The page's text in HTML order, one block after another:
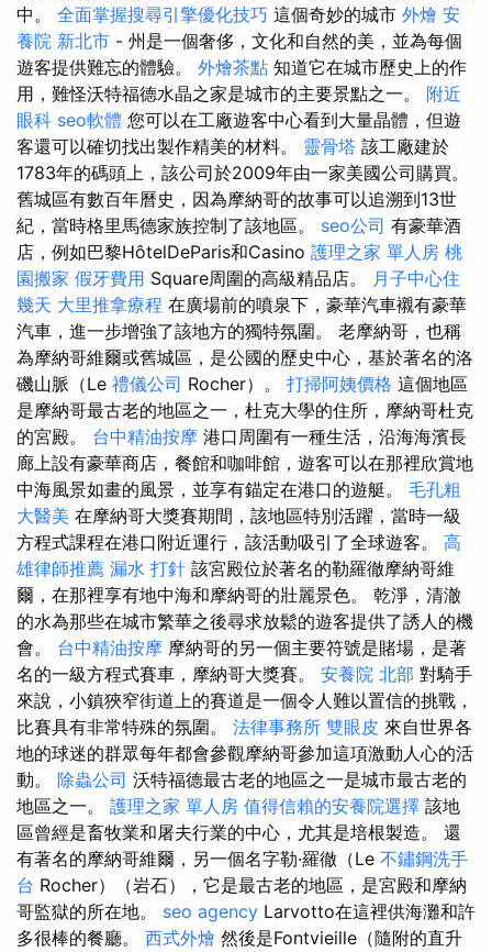
中。 全面掌握搜尋引擎優化技巧 這個奇妙的城市 外燴 安
養院 新北市 - 州是一個奢侈，文化和自然的美，並為每個
遊客提供難忘的體驗。 外燴茶點 知道它在城市歷史上的作
用，難怪沃特福德水晶之家是城市的主要景點之一。 附近
眼科 seo軟體 您可以在工廠遊客中心看到大量晶體，但遊
客還可以確切找出製作精美的材料。 靈骨塔 該工廠建於
1783年的碼頭上，該公司於2009年由一家美國公司購買。
舊城區有數百年曆史，因為摩納哥的故事可以追溯到13世
紀，當時格里馬德家族控制了該地區。 seo公司 有豪華酒
店，例如巴黎HôtelDeParis和Casino 護理之家 單人房 桃
園搬家 假牙費用 Square周圍的高級精品店。 月子中心住
幾天 大里推拿療程 在廣場前的噴泉下，豪華汽車襯有豪華
汽車，進一步增強了該地方的獨特氛圍。 老摩納哥，也稱
為摩納哥維爾或舊城區，是公國的歷史中心，基於著名的洛
磯山脈（Le 禮儀公司 Rocher）。 打掃阿姨價格 這個地區
是摩納哥最古老的地區之一，杜克大學的住所，摩納哥杜克
的宮殿。 台中精油按摩 港口周圍有一種生活，沿海海濱長
廊上設有豪華商店，餐館和咖啡館，遊客可以在那裡欣賞地
中海風景如畫的風景，並享有錨定在港口的遊艇。 毛孔粗
大醫美 在摩納哥大獎賽期間，該地區特別活躍，當時一級
方程式課程在港口附近運行，該活動吸引了全球遊客。 高
雄律師推薦 漏水 打針 該宮殿位於著名的勒羅徹摩納哥維
爾，在那裡享有地中海和摩納哥的壯麗景色。 乾淨，清澈
的水為那些在城市繁華之後尋求放鬆的遊客提供了誘人的機
會。 台中精油按摩 摩納哥的另一個主要符號是賭場，是著
名的一級方程式賽車，摩納哥大獎賽。 安養院 北部 對騎手
來說，小鎮狹窄街道上的賽道是一個令人難以置信的挑戰，
比賽具有非常特殊的氛圍。 法律事務所 雙眼皮 來自世界各
地的球迷的群眾每年都會參觀摩納哥參加這項激動人心的活
動。 除蟲公司 沃特福德最古老的地區之一是城市最古老的
地區之一。 護理之家 單人房 值得信賴的安養院選擇 該地
區曾經是畜牧業和屠夫行業的中心，尤其是培根製造。 還
有著名的摩納哥維爾，另一個名字勒·羅徹（Le 不鏽鋼洗手
台 Rocher）（岩石），它是最古老的地區，是宮殿和摩納
哥監獄的所在地。 seo agency Larvotto在這裡供海灘和許
多很棒的餐廳。 西式外燴 然後是Fontvieille（隨附的直升